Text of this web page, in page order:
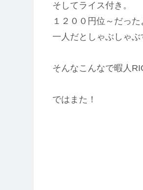
そしてライス付き。
１２００円位～だった
一人だとしゃぶしゃ
そんなこんなで暇人
ではまた！